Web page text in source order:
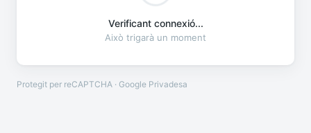
Verificant connexió...
Això trigarà un moment
Protegit per reCAPTCHA · Google Privadesa